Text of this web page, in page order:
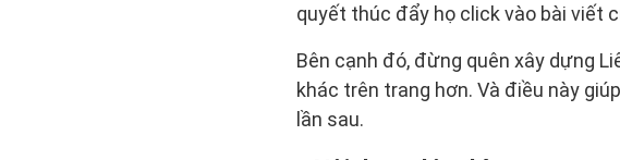
quyết thúc đẩy họ click vào bài viết
Bên cạnh đó, đừng quên xây dựng
khác trên trang hơn. Và điều này
lần sau.